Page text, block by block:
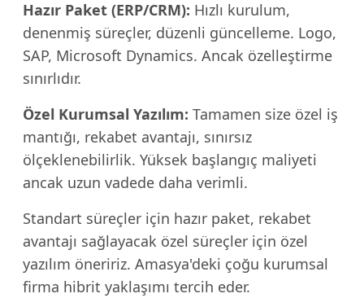
Hazır Paket (ERP/CRM): Hızlı kurulum,
denenmiş süreçler, düzenli güncelleme. Logo,
SAP, Microsoft Dynamics. Ancak özelleştirme
sınırlıdır.
Özel Kurumsal Yazılım: Tamamen size özel iş
mantığı, rekabet avantajı, sınırsız
ölçeklenebilirlik. Yüksek başlangıç maliyeti
ancak uzun vadede daha verimli.
Standart süreçler için hazır paket, rekabet
avantajı sağlayacak özel süreçler için özel
yazılım öneririz. Amasya'deki çoğu kurumsal
firma hibrit yaklaşımı tercih eder.